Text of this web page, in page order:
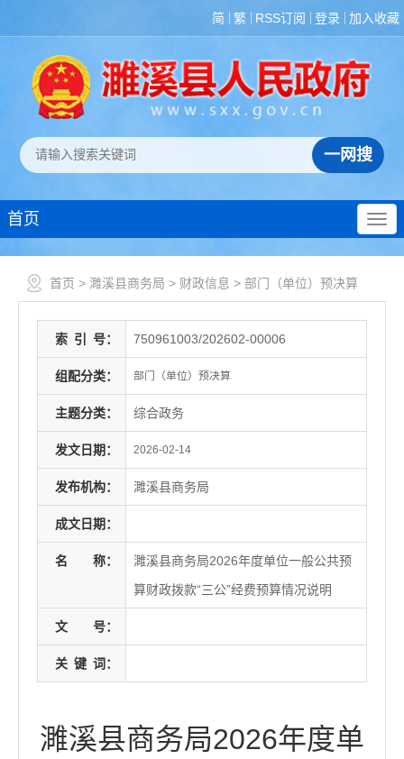
简 繁 RSS订阅 登录 加入收藏
首页
首页 > 濉溪县商务局 > 财政信息 > 部门（单位）预决算
索 引 号： 750961003/202602-00006
组配分类： 部门（单位）预决算
主题分类： 综合政务
发文日期： 2026-02-14
发布机构： 濉溪县商务局
成文日期：
名 称：
濉溪县商务局2026年度单位一般公共预
算财政拨款“三公”经费预算情况说明
文 号：
关 键 词：
濉溪县商务局2026年度单